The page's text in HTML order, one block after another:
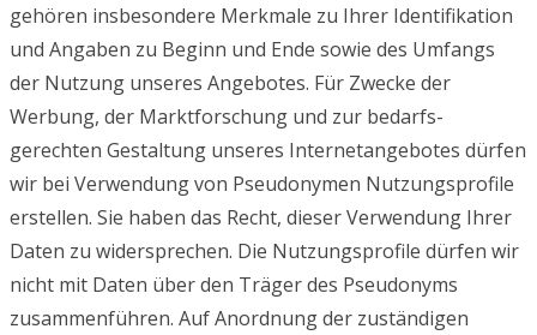
gehören insbesondere Merkmale zu Ihrer Identifikation
und Angaben zu Beginn und Ende sowie des Umfangs
der Nutzung unseres Angebotes. Für Zwecke der
Werbung, der Marktforschung und zur bedarfs-
gerechten Gestaltung unseres Internetangebotes dürfen
wir bei Verwendung von Pseudonymen Nutzungsprofile
erstellen. Sie haben das Recht, dieser Verwendung Ihrer
Daten zu widersprechen. Die Nutzungsprofile dürfen wir
nicht mit Daten über den Träger des Pseudonyms
zusammenführen. Auf Anordnung der zuständigen